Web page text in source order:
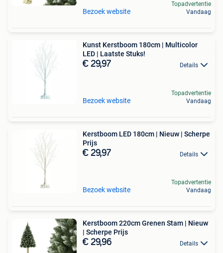
Bezoek website
Topadvertentie
Vandaag
Kunst Kerstboom 180cm | Multicolor
LED | Laatste Stuks!
€ 29,97 Details
Bezoek website
Topadvertentie
Vandaag
Kerstboom LED 180cm | Nieuw | Scherpe
Prijs
€ 29,97 Details
Bezoek website
Topadvertentie
Vandaag
Kerstboom 220cm Grenen Stam | Nieuw
| Scherpe Prijs
€ 29,96 Details